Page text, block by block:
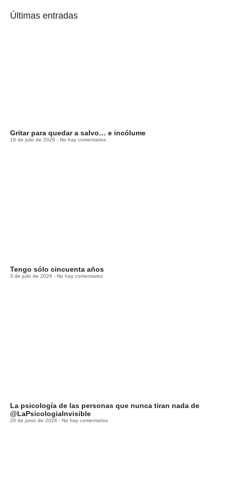
Últimas entradas
Gritar para quedar a salvo… e incólume
16 de julio de 2026 No hay comentarios
Tengo sólo cincuenta años
3 de julio de 2026 No hay comentarios
La psicología de las personas que nunca tiran nada de
@LaPsicologiaInvisible
20 de junio de 2026 No hay comentarios